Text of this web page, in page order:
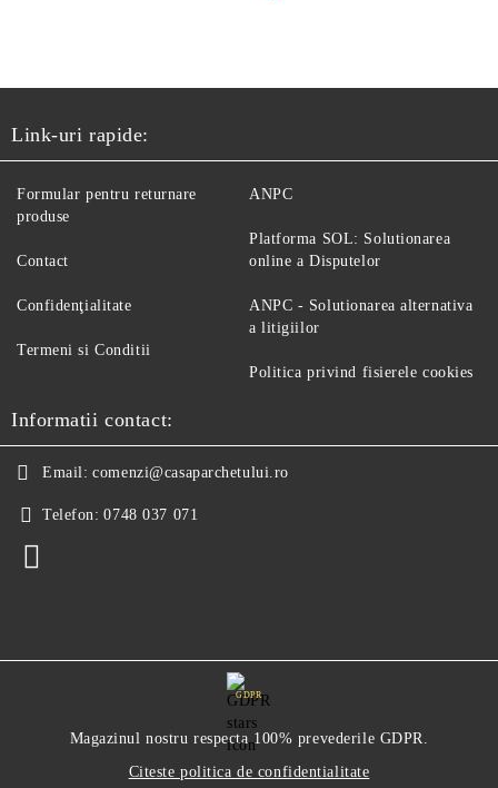
Link-uri rapide:
Formular pentru returnare
produse
Contact
Confidenţialitate
Termeni si Conditii
ANPC
Platforma SOL: Solutionarea
online a Disputelor
ANPC - Solutionarea alternativa
a litigiilor
Politica privind fisierele cookies
Informatii contact:
Email: comenzi@casaparchetului.ro
Telefon: 0748 037 071
GDPR
Magazinul nostru respecta 100% prevederile GDPR.
Citeste politica de confidentialitate